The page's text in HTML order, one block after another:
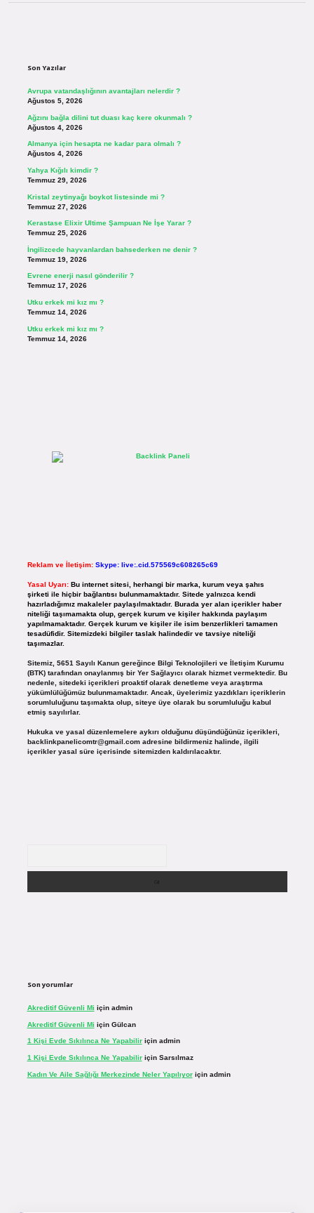
Son Yazılar
Avrupa vatandaşlığının avantajları nelerdir ?
Ağustos 5, 2026
Ağzını bağla dilini tut duası kaç kere okunmalı ?
Ağustos 4, 2026
Almanya için hesapta ne kadar para olmalı ?
Ağustos 4, 2026
Yahya Kığılı kimdir ?
Temmuz 29, 2026
Kristal zeytinyağı boykot listesinde mi ?
Temmuz 27, 2026
Kerastase Elixir Ultime Şampuan Ne İşe Yarar ?
Temmuz 25, 2026
İngilizcede hayvanlardan bahsederken ne denir ?
Temmuz 19, 2026
Evrene enerji nasıl gönderilir ?
Temmuz 17, 2026
Utku erkek mi kız mı ?
Temmuz 14, 2026
Utku erkek mi kız mı ?
Temmuz 14, 2026
Reklam ve İletişim: Skype: live:.cid.575569c608265c69
Yasal Uyarı: Bu internet sitesi, herhangi bir marka, kurum veya şahıs
şirketi ile hiçbir bağlantısı bulunmamaktadır. Sitede yalnızca kendi
hazırladığımız makaleler paylaşılmaktadır. Burada yer alan içerikler haber
niteliği taşımamakta olup, gerçek kurum ve kişiler hakkında paylaşım
yapılmamaktadır. Gerçek kurum ve kişiler ile isim benzerlikleri tamamen
tesadüfidir. Sitemizdeki bilgiler taslak halindedir ve tavsiye niteliği
taşımazlar.
Sitemiz, 5651 Sayılı Kanun gereğince Bilgi Teknolojileri ve İletişim Kurumu
(BTK) tarafından onaylanmış bir Yer Sağlayıcı olarak hizmet vermektedir. Bu
nedenle, sitedeki içerikleri proaktif olarak denetleme veya araştırma
yükümlülüğümüz bulunmamaktadır. Ancak, üyelerimiz yazdıkları içeriklerin
sorumluluğunu taşımakta olup, siteye üye olarak bu sorumluluğu kabul
etmiş sayılırlar.
Hukuka ve yasal düzenlemelere aykırı olduğunu düşündüğünüz içerikleri,
backlinkpanelicomtr@gmail.comadresine bildirmeniz halinde, ilgili
içerikler yasal süre içerisinde sitemizden kaldırılacaktır.
Son yorumlar
Akreditif Güvenli Mi için admin
Akreditif Güvenli Mi için Gülcan
1 Kişi Evde Sıkılınca Ne Yapabiliriçin admin
1 Kişi Evde Sıkılınca Ne Yapabiliriçin Sarsılmaz
Kadın Ve Aile Sağlığı Merkezinde Neler Yapılıyoriçin admin